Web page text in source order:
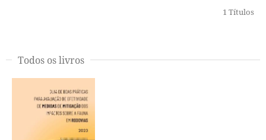
1 Títulos
Todos os livros